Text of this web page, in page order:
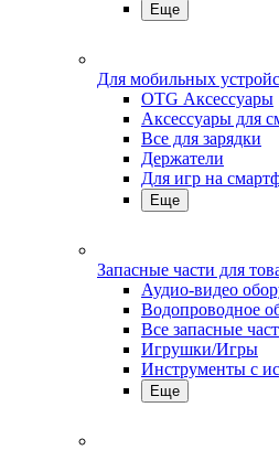
Еще
Для мобильных
OTG Аксессуары
Аксессуары для
Все для зарядки
Держатели
Для игр на
Еще
Запасные части для
Аудио-видео
Водопроводное
Все запасные
Игрушки/Игры
Инструменты с
Еще